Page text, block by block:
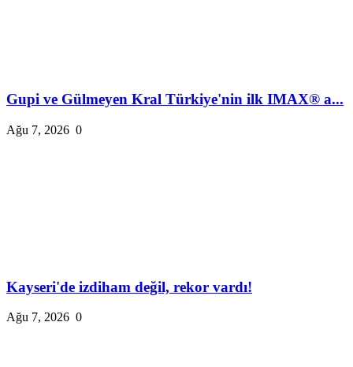
Gupi ve Gülmeyen Kral Türkiye'nin ilk IMAX® a...
Ağu 7, 2026 0
Kayseri'de izdiham değil, rekor vardı!
Ağu 7, 2026 0